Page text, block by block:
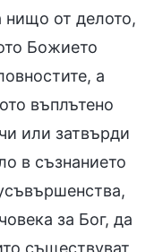
нищо от делото,
Божието
а
въплътено
или затвърди
в съзнанието
за Бог, да
съществуват